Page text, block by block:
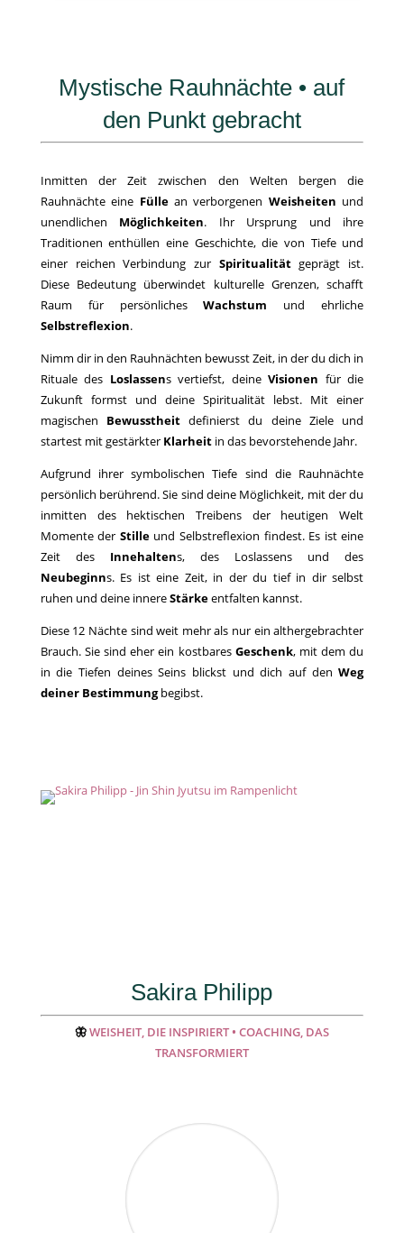
Mystische Rauhnächte • auf
den Punkt gebracht
Inmitten der Zeit zwischen den Welten bergen die
Rauhnächte eine Füllean verborgenen Weisheiten und
unendlichen Möglichkeiten. Ihr Ursprung und ihre
Traditionen enthüllen eine Geschichte, die von Tiefe und
einer reichen Verbindung zur Spiritualitätgeprägt ist.
Diese Bedeutung überwindet kulturelle Grenzen, schafft
Raum für persönlichesWachstum und ehrliche
Selbstreflexion.
Nimm dir in den Rauhnächten bewusst Zeit, in der du dich in
Rituale des Loslassens vertiefst, deineVisionen für die
Zukunft formst und deine Spiritualität lebst. Mit einer
magischen Bewusstheit definierst du deine Ziele und
startest mit gestärkter Klarheitin das bevorstehende Jahr.
Aufgrund ihrer symbolischen Tiefe sind die Rauhnächte
persönlich berührend. Sie sind deine Möglichkeit, mit der du
inmitten des hektischen Treibens der heutigen Welt
Momente der Stilleund Selbstreflexion findest. Es ist eine
Zeit des Innehaltens, des Loslassens und des
Neubeginns. Es ist eine Zeit, in der du tief in dir selbst
ruhen und deine innereStärkeentfalten kannst.
Diese 12 Nächte sind weit mehr als nur ein althergebrachter
Brauch. Sie sind eher ein kostbares Geschenk, mit dem du
in die Tiefen deines Seins blickst und dich auf denWeg
deiner Bestimmungbegibst.
Sakira Philipp
🦋WEISHEIT, DIE INSPIRIERT • COACHING, DAS
TRANSFORMIERT